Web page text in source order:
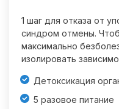
1 шаг для отказа от
синдром отмены.
максимально
изолировать
Детоксикация
5 разовое питание